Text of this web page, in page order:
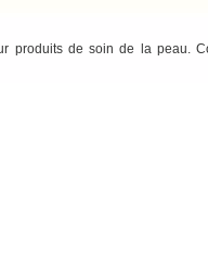
produits de soin de la peau.